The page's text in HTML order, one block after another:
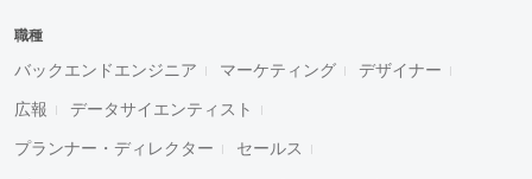
職種
バックエンドエンジニア マーケティング デザイナー
広報 データサイエンティスト
プランナー・ディレクター セールス